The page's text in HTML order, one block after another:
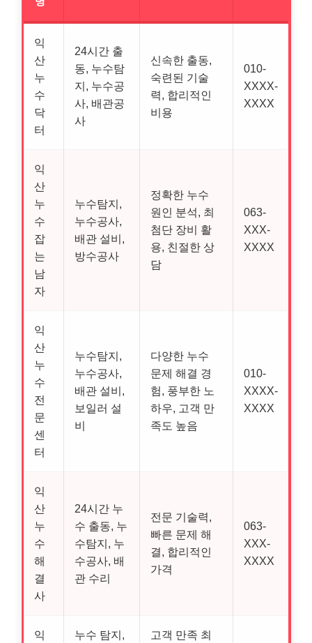
익
산
누
수
닥
터
24시간 출
동, 누수탐
지, 누수공
사, 배관공
사
신속한 출동,
숙련된 기술
력, 합리적인
비용
010-
XXXX-
XXXX
익
산
누
수
잡
는
남
자
누수탐지,
누수공사,
배관 설비,
방수공사
정확한 누수
원인 분석, 최
첨단 장비 활
용, 친절한 상
담
063-
XXX-
XXXX
익
산
누
수
전
문
센
터
누수탐지,
누수공사,
배관 설비,
보일러 설
비
다양한 누수
문제 해결 경
험, 풍부한 노
하우, 고객 만
족도 높음
010-
XXXX-
XXXX
익
산
누
수
해
결
사
24시간 누
수 출동, 누
수탐지, 누
수공사, 배
관 수리
전문 기술력,
빠른 문제 해
결, 합리적인
가격
063-
XXX-
XXXX
익
누수 탐지,
고객 만족 최